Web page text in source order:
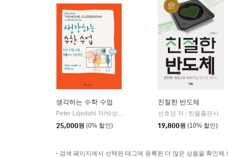
생각하는 수학 수업
Peter Liljedahl 저/박성선 역
25,000원 (0% 할인)
친절한 반도체
선호정 저
한올출판사
19,800원 (10% 할인)
검색 페이지에서 선택된 태그에 등록된 더 많은 상품을 확인해